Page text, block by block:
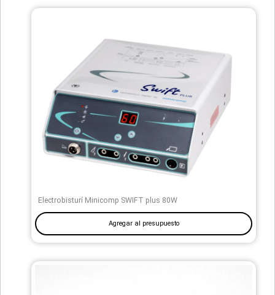
Electrobisturí Minicomp SWIFT plus 80W
Agregar al presupuesto